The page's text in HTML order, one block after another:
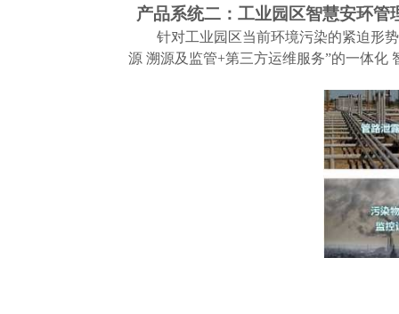
产品系统二：工业园区智慧安环管
针对工业园区当前环境污染的紧迫形
源 溯源及监管+第三方运维服务”的一体化